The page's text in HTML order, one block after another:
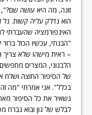
זונה, מה היא עושה
הוא נדלק עליה קשות.
האינפורמציה שהעברתי
"הבנתי, עכשיו הכול
– ראית מישהו שלא
הלבנוני, המצרים
של הסיפור החוצה ושלח
בכלל". אני אמרתי "מה
נשאיר את כל הסיפור
לבלש של גון ובוא נברח